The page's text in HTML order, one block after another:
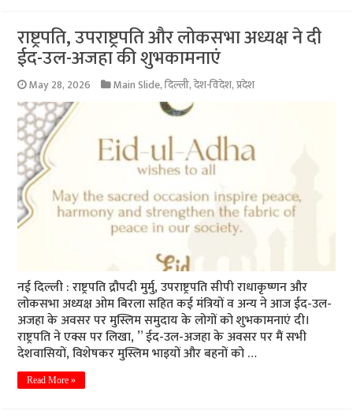
राष्ट्रपति, उपराष्ट्रपति और लोकसभा अध्यक्ष ने दी
ईद-उल-अजहा की शुभकामनाएं
May 28, 2026 Main Slide,दिल्ली,देश-विदेश,प्रदेश
नई दिल्ली : राष्ट्रपति द्रौपदी मुर्मु, उपराष्ट्रपति सीपी राधाकृष्णन और
लोकसभा अध्यक्ष ओम बिरला सहित कई मंत्रियों व अन्य ने आज ईद-उल-
अजहा के अवसर पर मुस्लिम समुदाय के लोगों को शुभकामनाएं दी।
राष्ट्रपति ने एक्स पर लिखा, ” ईद-उल-अजहा के अवसर पर मैं सभी
देशवासियों, विशेषकर मुस्लिम भाइयों और बहनों को …
Read More »